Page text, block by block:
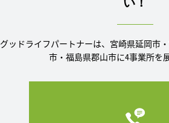
グッドライフパートナーは、宮崎県延岡市
市・福島県郡山市に4事業所を